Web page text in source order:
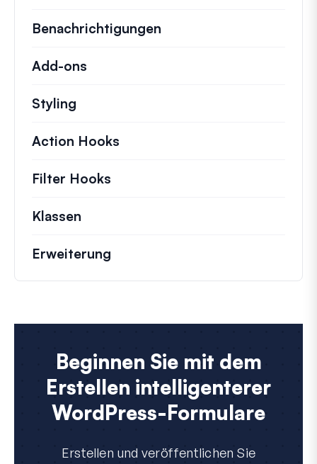
Benachrichtigungen
Add-ons
Styling
Action Hooks
Filter Hooks
Klassen
Erweiterung
Beginnen Sie mit dem
Erstellen intelligenterer
WordPress-Formulare
Erstellen und veröffentlichen Sie